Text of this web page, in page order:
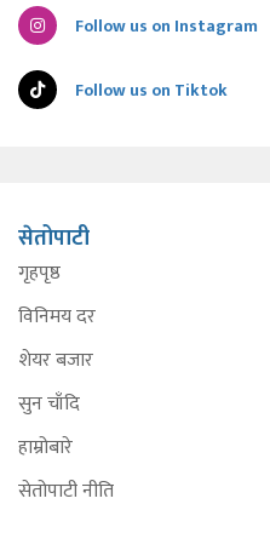
Follow us on Instagram
Follow us on Tiktok
सेतोपाटी
गृहपृष्ठ
विनिमय दर
शेयर बजार
सुन चाँदि
हाम्रोबारे
सेतोपाटी नीति